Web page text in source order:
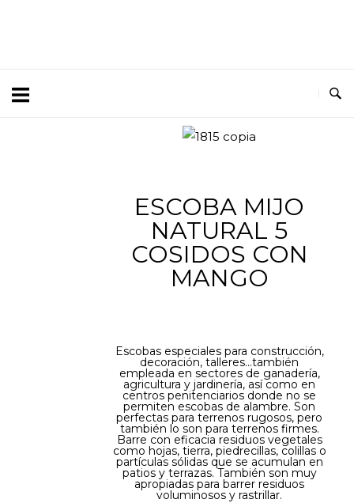
ESCOBA MIJO
NATURAL 5
COSIDOS CON
MANGO
Escobas especiales para construcción,
decoración, talleres...también
empleada en sectores de ganadería,
agricultura y jardinería, así como en
centros penitenciarios donde no se
permiten escobas de alambre. Son
perfectas para terrenos rugosos, pero
también lo son para terrenos firmes.
Barre con eficacia residuos vegetales
como hojas, tierra, piedrecillas, colillas o
partículas sólidas que se acumulan en
patios y terrazas. También son muy
apropiadas para barrer residuos
voluminosos y rastrillar.